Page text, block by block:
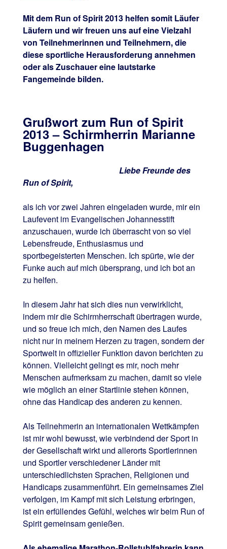
Mit dem Run of Spirit 2013 helfen somit Läufer
Läufern und wir freuen uns auf eine Vielzahl
von Teilnehmerinnen und Teilnehmern, die
diese sportliche Herausforderung annehmen
oder als Zuschauer eine lautstarke
Fangemeinde bilden.
Grußwort zum Run of Spirit
2013 – Schirmherrin Marianne
Buggenhagen
Liebe Freunde des
Run of Spirit,
als ich vor zwei Jahren eingeladen wurde, mir ein
Laufevent im Evangelischen Johannesstift
anzuschauen, wurde ich überrascht von so viel
Lebensfreude, Enthusiasmus und
sportbegeisterten Menschen. Ich spürte, wie der
Funke auch auf mich übersprang, und ich bot an
zu helfen.
In diesem Jahr hat sich dies nun verwirklicht,
indem mir die Schirmherrschaft übertragen wurde,
und so freue ich mich, den Namen des Laufes
nicht nur in meinem Herzen zu tragen, sondern der
Sportwelt in offizieller Funktion davon berichten zu
können. Vielleicht gelingt es mir, noch mehr
Menschen aufmerksam zu machen, damit so viele
wie möglich an einer Startlinie stehen können,
ohne das Handicap des anderen zu kennen.
Als Teilnehmerin an internationalen Wettkämpfen
ist mir wohl bewusst, wie verbindend der Sport in
der Gesellschaft wirkt und allerorts Sportlerinnen
und Sportler verschiedener Länder mit
unterschiedlichsten Sprachen, Religionen und
Handicaps zusammenführt. Ein gemeinsames Ziel
verfolgen, im Kampf mit sich Leistung erbringen,
ist ein erfüllendes Gefühl, welches wir beim Run of
Spirit gemeinsam genießen.